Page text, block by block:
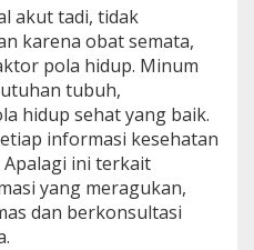
akut tadi, tidak
karena obat semata,
pola hidup. Minum
tubuh,
hidup sehat yang baik.
informasi kesehatan
Apalagi ini terkait
yang meragukan,
dan berkonsultasi